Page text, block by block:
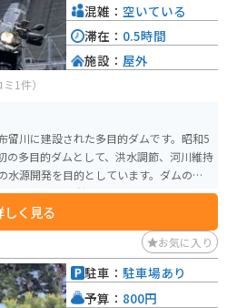
ミ1件）
留川に建設された多目的ダムです。昭和5
の多目的ダムとして、洪水調節、河川維持
水源開発を目的としています。ダムの堤
致公園が併設されています。 天理ダ
けられており、ダム湖畔の数箇所に公園
も大きく育ち、春から秋にかけては自然
ダムは治水対策や洪水調節の重要な役
水の供給源としても重要な位置を占め
前の放流口が下から見えるところがベス
しく見る
混雑： 空いている
滞在： 0.5時間
施設： 屋外
お気に入り
駐車： 駐車場あり
予算： 800円